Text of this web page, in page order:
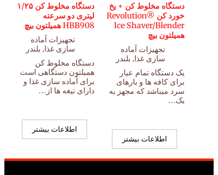
دستگاه مخلوط کن + یخ
خورد کن Revolution®
Ice Shaver/Blender
همیلتون بیچ
تجهیزات آماده
سازی غذا , بلندر
یک دستگاه تمام عیار
برای کافه ها و بارهای
سرد میباشد که مجهز به
یک…
اطلاعات بیشتر
دستگاه مخلوط کن ۱/۲۵
لیتری دو سرعته
HBB908 همیلتون بیچ
تجهیزات آماده
سازی غذا , بلندر
دستگاه مخلوط کن
همیلتون دستگاهی است
برای آماده سازی غذا و
دارای تیغه ها از…
اطلاعات بیشتر